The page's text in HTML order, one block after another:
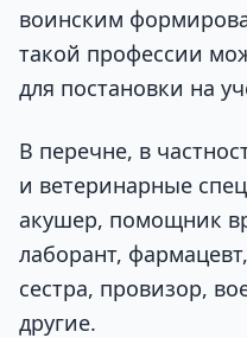
воинским
такой профессии
для постановки на
В перечне, в
и ветеринарные
акушер, помощник
лаборант,
сестра, провизор,
другие.